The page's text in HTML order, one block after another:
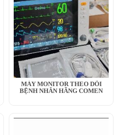
MÁY MONITOR THEO DÕI
BỆNH NHÂN HÃNG COMEN